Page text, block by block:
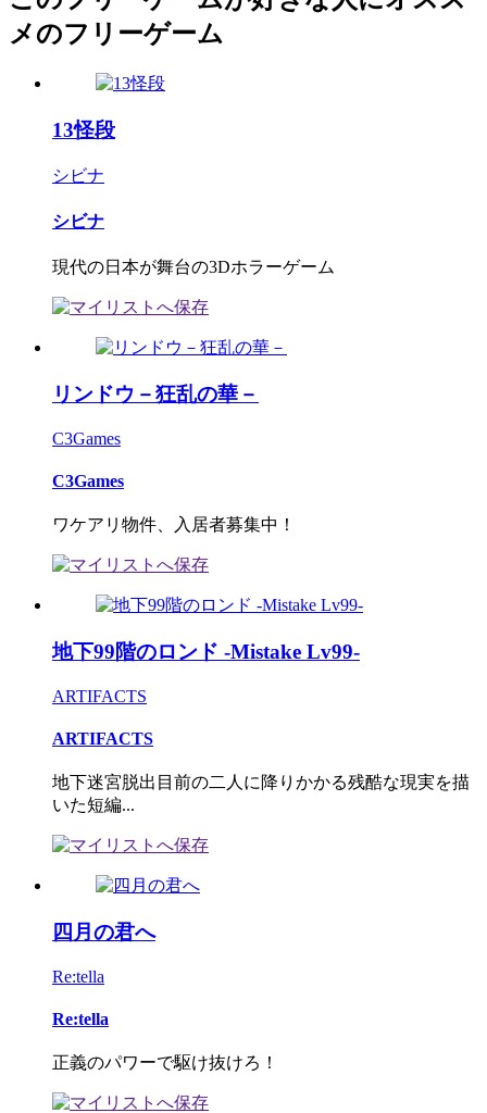
メのフリーゲーム
13怪段
シビナ
シビナ
現代の日本が舞台の3Dホラーゲーム
リンドウ－狂乱の華－
C3Games
C3Games
ワケアリ物件、入居者募集中！
地下99階のロンド -Mistake Lv99-
ARTIFACTS
ARTIFACTS
地下迷宮脱出目前の二人に降りかかる残酷な現実を描
いた短編...
四月の君へ
Re:tella
Re:tella
正義のパワーで駆け抜けろ！